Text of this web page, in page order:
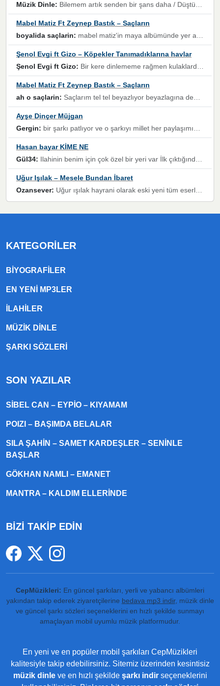
Müzik Dinle: Bilemem artık senden bir şans daha / Düştüğün zaman ben olmayacağım yanında” dizeleri, artık geçmişin tekrarına izin verilmeyeceğini, kişisel sınırların çizildiğini gösteriyor.
Mabel Matiz Ft Zeynep Bastık – Saçların
boyalida saçlarin: mabel matiz'in maya albümünde yer alan güzellerden. parça da şarkı hani! müzikal altyapısına vurulduğum, sözlerinde kaybolduğum bir parça olmuş.
Şenol Evgi ft Gizo – Köpekler Tanımadıklarına havlar
Şenol Evgi ft Gizo: Bir kere dinlememe rağmen kulaklardan gitmiyor sen sen sen sen kurban ol sen sen sen sen hayran ol yükses ses müzik dinleme sebebisiniz canlar bomba gibi patladınız maşallah
Mabel Matiz Ft Zeynep Bastık – Saçların
ah o saçlarin: Saçlarım tel tel beyazlıyor beyazlagına degil yanımda sen yoksun ona üzülüyorum günler bir bir geçiyor geçen günlere değil sensiz geçen günlere darılıyorum,Dinledikce asla kavusamayacagim ama asla unutamicagim sevdiğim adam için yanar içim
Ayşe Dinçer Müjgan
Gergin: bir şarkı patlıyor ve o şarkıyı millet her paylaşımın altına koyuyor ve öyle bir durum hal alıyor ki şarkıyı dinlemeden şarkıdan bikıyorsun Ama bu enteresan bir şekilde dillere dolanıyor millet olarak seviyoruz dertlerle boğuşurken bir yandan da göbek atmayi))) diyeceklerim bu kadar güzel hoş bir sayfa emeğinize sağlık arkadaşlar kolay gelsin
Hasan bayar KİME NE
Gül34: Ilahinin benim için çok özel bir yeri var İlk çıktığında komşum ne kadar yüksek sesle dinliyorsa orada duymuştum ve YouTube'dan aratıp Bu ilahiyi bulmuştum ve sonra müdavimi oldum günlük Ben de 3-5 kere dinleyip ezberleyip artık ilahiye bende eşlik ediyorum yüksek sesle Allah razı olsun hizmet nimettir Rabbim sizin zahmetlerinize de hayırlı nimetler versin Selam ve dua ile Allah'a emanet olun
Uğur Işılak – Mesele Bundan İbaret
Ozansever: Uğur ışılak hayrani olarak eski yeni tüm eserlerini keyifle huzurla dinleyenlerden birisiyim, emeğine saygı duyan gönül veren bunu en güzel şekilde sevenlerine ulaştıran siz değerli sayfa yöneticilerine de teşekkür ederim
KATEGORILER
BIYOGRAFILER
EN YENI MP3LER
ILAHILER
MÜZIK DINLE
ŞARKI SÖZLERI
SON YAZILAR
SIBEL CAN – EYPIO – KIYAMAM
POIZI – BAŞIMDA BELALAR
SILA ŞAHIN – SAMET KARDEŞLER – SENINLE
BAŞLAR
GÖKHAN NAMLI – EMANET
MANTRA – KALDIM ELLERINDE
BİZİ TAKİP EDİN
CepMüzikleri: En güncel şarkıları, yerli ve yabancı albümleri
yakından takip ederek ziyaretçilerine bedava mp3 indir, müzik dinle
ve güncel şarkı sözleri seçeneklerini en hızlı şekilde sunmayı
amaçlayan mobil uyumlu müzik platformudur.
En yeni ve en popüler mobil şarkıları CepMüzikleri
kalitesiyle takip edebilirsiniz. Sitemiz üzerinden kesintisiz
müzik dinleve en hızlı şekilde şarkı indirseçeneklerini